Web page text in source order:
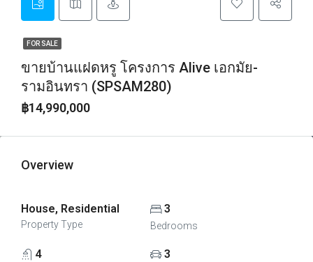
FOR SALE
ขายบ้านแฝดหรู โครงการ Alive เอกมัย-
รามอินทรา (SPSAM280)
฿14,990,000
Overview
House, Residential
Property Type
3
Bedrooms
4 3